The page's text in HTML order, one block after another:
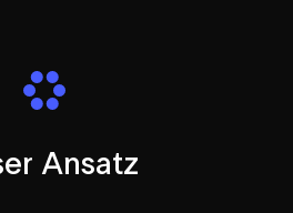
Ansatz